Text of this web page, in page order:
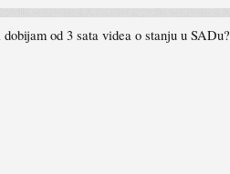
od 3 sata videa o stanju u SADu?